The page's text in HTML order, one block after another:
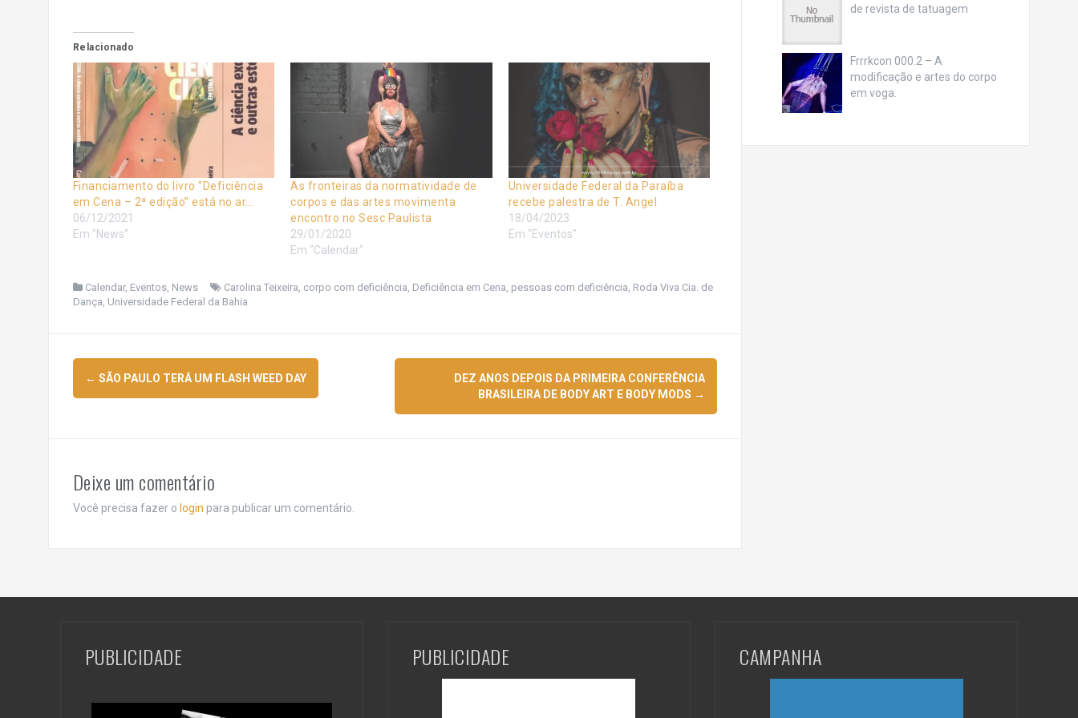
Relacionado
Financiamento do livro “Deficiência
em Cena – 2ª edição” está no ar…
06/12/2021
Em "News"
As fronteiras da normatividade de
corpos e das artes movimenta
encontro no Sesc Paulista
29/01/2020
Em "Calendar"
Universidade Federal da Paraíba
recebe palestra de T. Angel
18/04/2023
Em "Eventos"
Calendar, Eventos, News Carolina Teixeira corpo com deficiência Deficiência em Cena pessoas com deficiência Roda Viva Cia. de
Dança Universidade Federal da Bahia
Navegação
de
← SÃO PAULO TERÁ UM FLASH WEED DAY
DEZ ANOS DEPOIS DA PRIMEIRA CONFERÊNCIA
BRASILEIRA DE BODY ART E BODY MODS →
Deixe um comentário
Você precisa fazer o login para publicar um comentário.
de revista de tatuagem
Frrrkcon 000.2 – A
modificação e artes do corpo
em voga.
PUBLICIDADE PUBLICIDADE CAMPANHA